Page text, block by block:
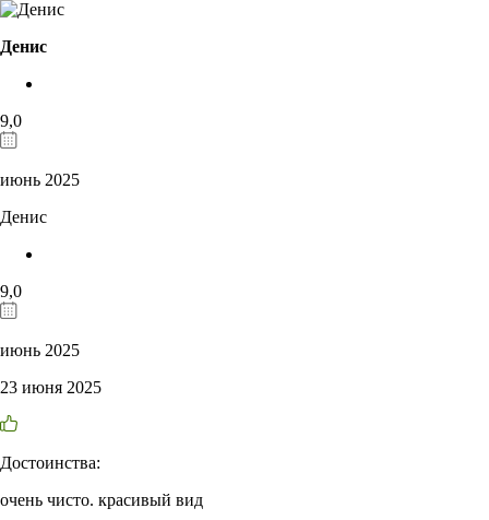
Денис
9,0
июнь 2025
Денис
9,0
июнь 2025
23 июня 2025
Достоинства:
очень чисто. красивый вид